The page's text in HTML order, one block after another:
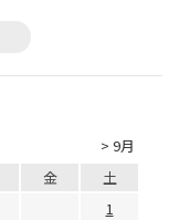
> 9月
金
土
1